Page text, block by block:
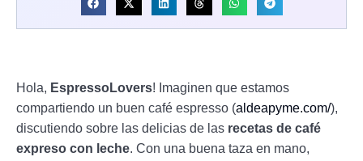
Hola, EspressoLovers! Imaginen que estamos
compartiendo un buen café espresso (aldeapyme.com/),
discutiendo sobre las delicias de las recetas de café
expreso con leche. Con una buena taza en mano,